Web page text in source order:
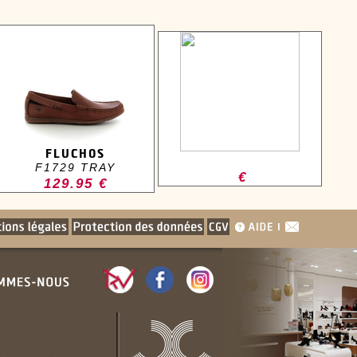
FLUCHOS
F1729 TRAY
129.95 € €